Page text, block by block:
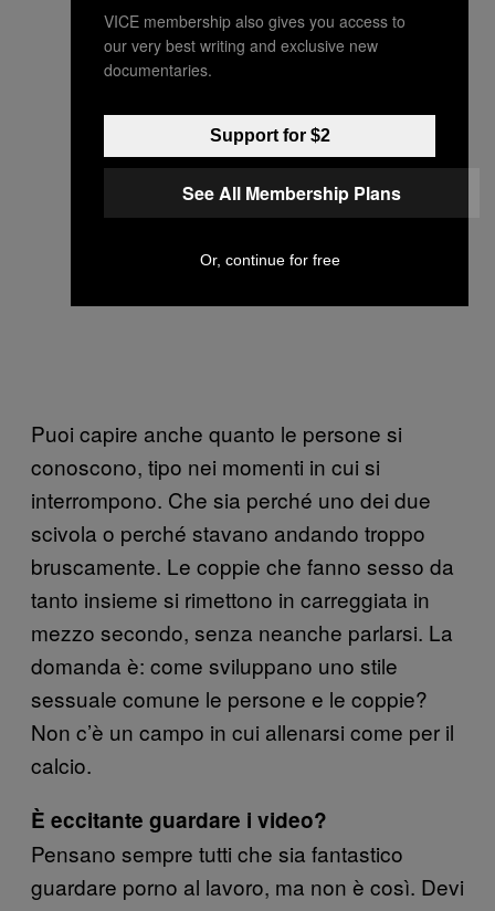
Puoi capire anche quanto le persone si
conoscono, tipo nei momenti in cui si
interrompono. Che sia perché uno dei due
scivola o perché stavano andando troppo
bruscamente. Le coppie che fanno sesso da
tanto insieme si rimettono in carreggiata in
mezzo secondo, senza neanche parlarsi. La
domanda è: come sviluppano uno stile
sessuale comune le persone e le coppie?
Non c’è un campo in cui allenarsi come per il
calcio.
È eccitante guardare i video?
Pensano sempre tutti che sia fantastico
guardare porno al lavoro, ma non è così. Devi
VICE membership also gives you access to
our very best writing and exclusive new
documentaries.
Support for $2
See All Membership Plans
Or, continue for free